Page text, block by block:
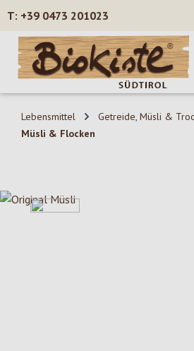
Zum Hauptinhalt springen
+39 0473 201023
Lebensmittel
Getreide, Müsli &
Müsli & Flocken
Bildergalerie überspringen